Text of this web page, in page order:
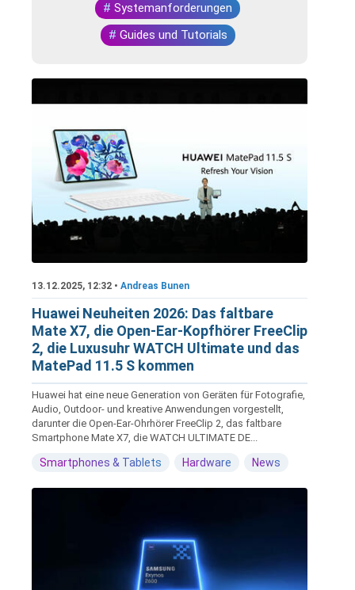
# Systemanforderungen
# Guides und Tutorials
13.12.2025, 12:32 • Andreas Bunen
Huawei Neuheiten 2026: Das faltbare
Mate X7, die Open-Ear-Kopfhörer FreeClip
2, die Luxusuhr WATCH Ultimate und das
MatePad 11.5 S kommen
Huawei hat eine neue Generation von Geräten für Fotografie,
Audio, Outdoor- und kreative Anwendungen vorgestellt,
darunter die Open-Ear-Ohrhörer FreeClip 2, das faltbare
Smartphone Mate X7, die WATCH ULTIMATE DE...
Smartphones & Tablets Hardware News